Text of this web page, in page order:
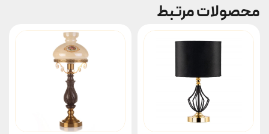
محصولات مرتبط